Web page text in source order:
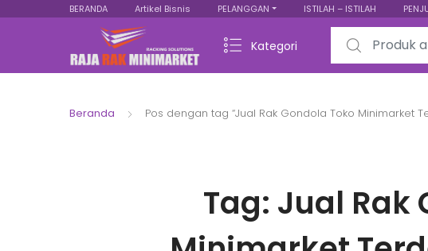
BERANDA Artikel Bisnis PELANGGAN ISTILAH – ISTILAH
Kategori
Search for:
Beranda Pos dengan tag “Jual Rak Gondola Toko Minimarket
Tag: Jual Rak